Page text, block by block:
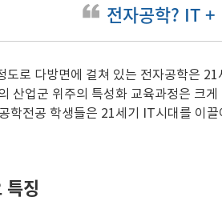
전자공학? IT
도로 다방면에 걸쳐 있는 전자공학은
산업군 위주의 특성화 교육과정은 크
학전공 학생들은 21세기 IT시대를 이
특징